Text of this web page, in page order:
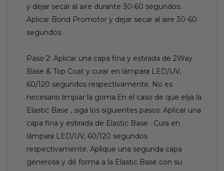
y dejar secar al aire durante 30-60 segundos.
Aplicar Bond Promotor y dejar secar al aire 30-60
segundos.
Paso 2: Aplicar una capa fina y estirada de 2Way
Base & Top Coat y curar en lámpara LED/UV,
60/120 segundos respectivamente. No es
necesario limpiar la goma.En el caso de que elija la
Elastic Base , siga los siguientes pasos: Aplicar una
capa fina y estirada de Elastic Base . Cura en
lámpara LED/UV, 60/120 segundos
respectivamente. Aplique una segunda capa
generosa y dé forma a la Elastic Base con su